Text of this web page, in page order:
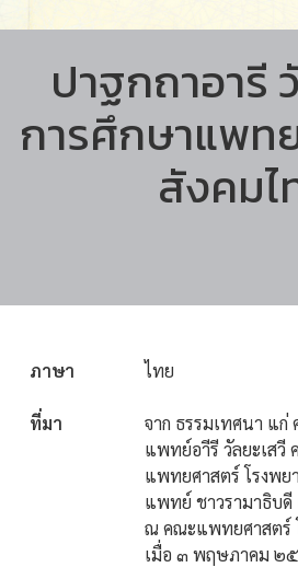
ปาฐกถาอารี
การศึกษาแพท
สังคมไ
ภาษา ไทย
ที่มา
จาก ธรรมเทศนา แก่
แพทย์อาีรี วัลยะเสวี
แพทยศาสตร์ โรงพย
แพทย์ ชาวรามาธิบดี
ณ คณะแพทยศาสตร์
เมื่อ ๓ พฤษภาคม ๒